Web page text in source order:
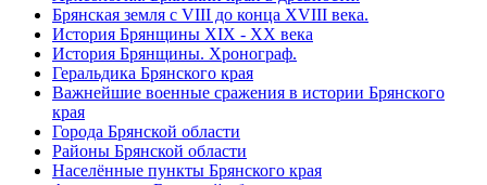
Брянская земля с VIII до конца XVIII века.
История Брянщины XIX - XX века
История Брянщины. Хронограф.
Геральдика Брянского края
Важнейшие военные сражения в истории Брянского
края
Города Брянской области
Районы Брянской области
Населённые пункты Брянского края